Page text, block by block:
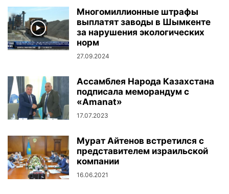
Многомиллионные штрафы
выплатят заводы в Шымкенте
за нарушения экологических
норм
27.09.2024
Ассамблея Народа Казахстана
подписала меморандум с
«Amanat»
17.07.2023
Мурат Айтенов встретился с
представителем израильской
компании
16.06.2021